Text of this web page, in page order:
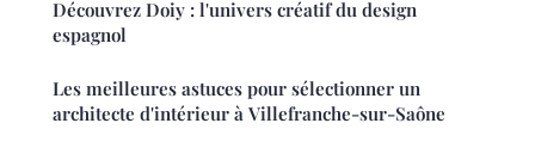
Découvrez Doiy : l'univers créatif du design
espagnol
Les meilleures astuces pour sélectionner un
architecte d'intérieur à Villefranche-sur-Saône